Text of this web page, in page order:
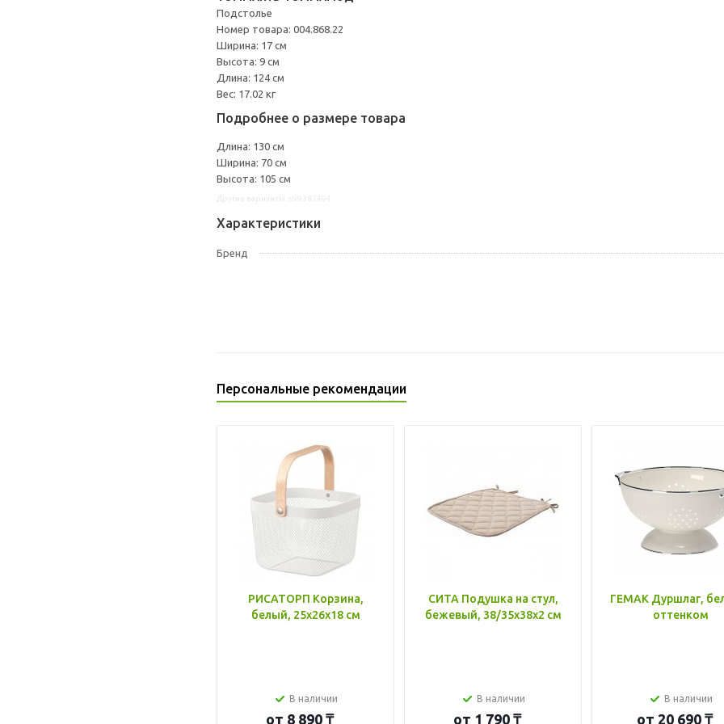
Подстолье
Номер товара: 004.868.22
Ширина: 17 см
Высота: 9 см
Длина: 124 см
Вес: 17.02 кг
Подробнее о размере товара
Длина: 130 см
Ширина: 70 см
Высота: 105 см
Характеристики
Бренд
Персональные рекомендации
РИСАТОРП Корзина,
белый, 25x26x18 см
В наличии
от 8 890 ₸
СИТА Подушка на стул,
бежевый, 38/35x38x2 см
В наличии
от 1 790 ₸
ГЕМАК Дуршлаг,
оттенком
В наличии
от 20 690 ₸